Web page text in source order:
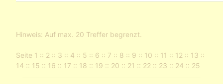
Hinweis: Auf max. 20 Treffer begrenzt.
Seite 1 :: 2 :: 3 :: 4 :: 5 :: 6 :: 7 :: 8 :: 9 :: 10 :: 11 :: 12 :: 13 ::
14 :: 15 :: 16 :: 17 :: 18 :: 19 :: 20 :: 21 :: 22 :: 23 :: 24 :: 25